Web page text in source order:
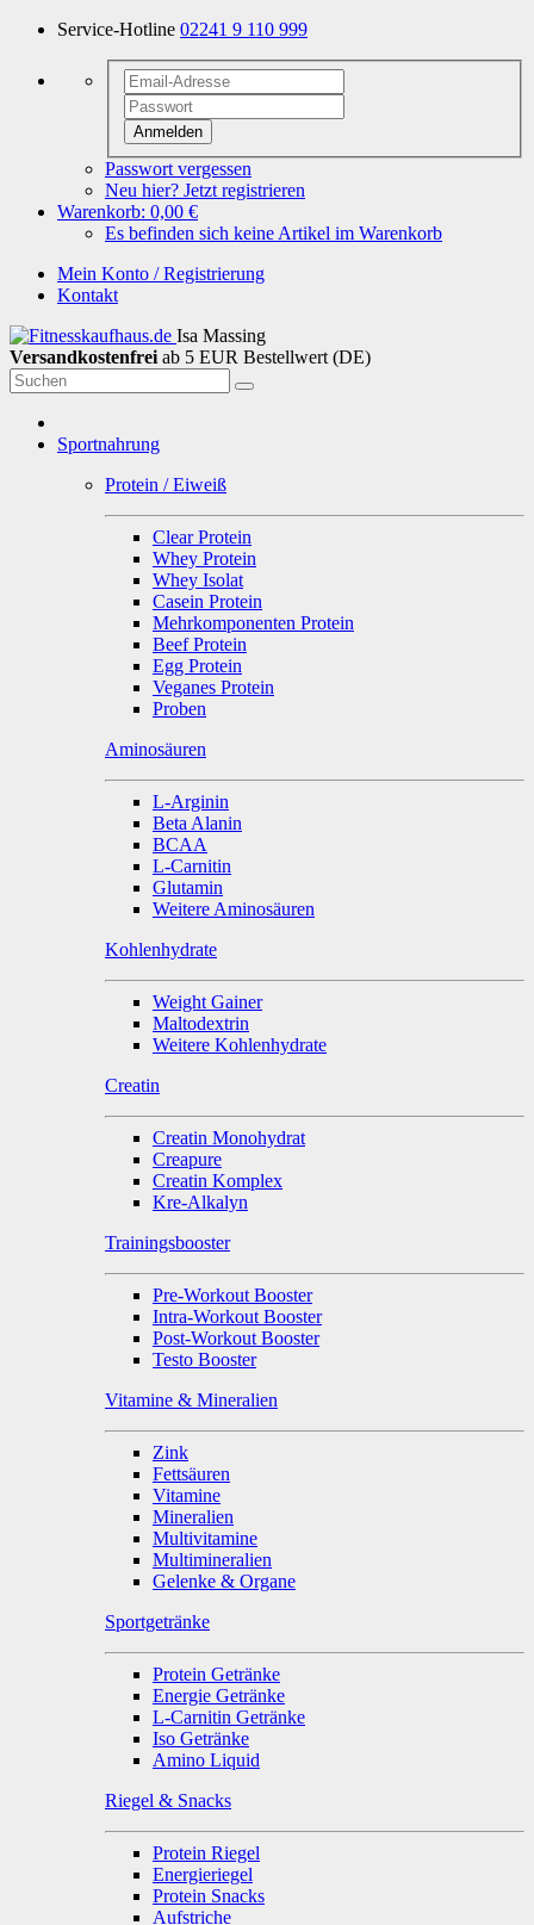
Service-Hotline 02241 9 110 999
Anmelden
Passwort vergessen
Neu hier? Jetzt registrieren
Warenkorb: 0,00 €
Es befinden sich keine Artikel im Warenkorb
Mein Konto / Registrierung
Kontakt
Isa Massing
Versandkostenfrei ab 5 EUR Bestellwert (DE)
Sportnahrung
Protein / Eiweiß
Clear Protein
Whey Protein
Whey Isolat
Casein Protein
Mehrkomponenten Protein
Beef Protein
Egg Protein
Veganes Protein
Proben
Aminosäuren
L-Arginin
Beta Alanin
BCAA
L-Carnitin
Glutamin
Weitere Aminosäuren
Kohlenhydrate
Weight Gainer
Maltodextrin
Weitere Kohlenhydrate
Creatin
Creatin Monohydrat
Creapure
Creatin Komplex
Kre-Alkalyn
Trainingsbooster
Pre-Workout Booster
Intra-Workout Booster
Post-Workout Booster
Testo Booster
Vitamine & Mineralien
Zink
Fettsäuren
Vitamine
Mineralien
Multivitamine
Multimineralien
Gelenke & Organe
Sportgetränke
Protein Getränke
Energie Getränke
L-Carnitin Getränke
Iso Getränke
Amino Liquid
Riegel & Snacks
Protein Riegel
Energieriegel
Protein Snacks
Aufstriche